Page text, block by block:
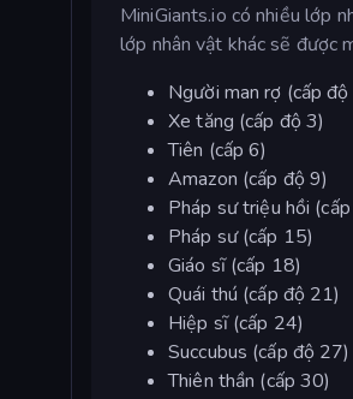
MiniGiants.io có nhiều lớp
lớp nhân vật khác sẽ được
Người man rợ (cấp độ
Xe tăng (cấp độ 3)
Tiên (cấp 6)
Amazon (cấp độ 9)
Pháp sư triệu hồi
Pháp sư (cấp 15)
Giáo sĩ (cấp 18)
Quái thú (cấp độ 21)
Hiệp sĩ (cấp 24)
Succubus (cấp độ 27)
Thiên thần (cấp 30)